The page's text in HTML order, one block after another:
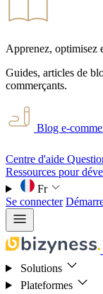
Apprenez, optimisez
Guides, articles de
commerçants.
Blog e-
Centre d'aide
Ressources pour
Fr
Se connecter
Solutions
Plateformes